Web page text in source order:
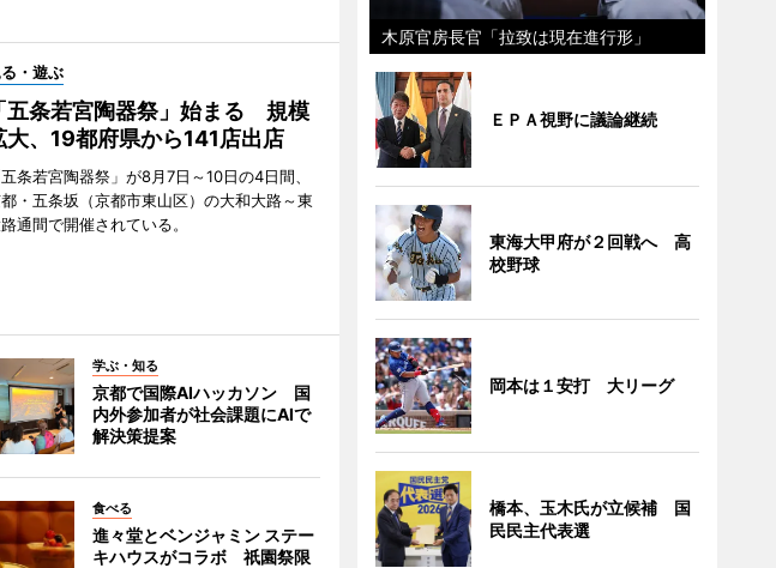
・遊ぶ
五条若宮陶器祭」始まる 規模
大、19都府県から141店出店
五条若宮陶器祭」が8月7日～10日の4日間、
・五条坂（京都市東山区）の大和大路～東
通間で開催されている。
学ぶ・知る
京都で国際AIハッカソン 国
内外参加者が社会課題にAIで
解決策提案
食べる
進々堂とベンジャミン ステー
キハウスがコラボ 祇園祭限
木原官房長官「拉致は現在進行形」
ＥＰＡ視野に議論継続
東海大甲府が２回戦へ 高
校野球
岡本は１安打 大リーグ
橋本、玉木氏が立候補 国
民民主代表選